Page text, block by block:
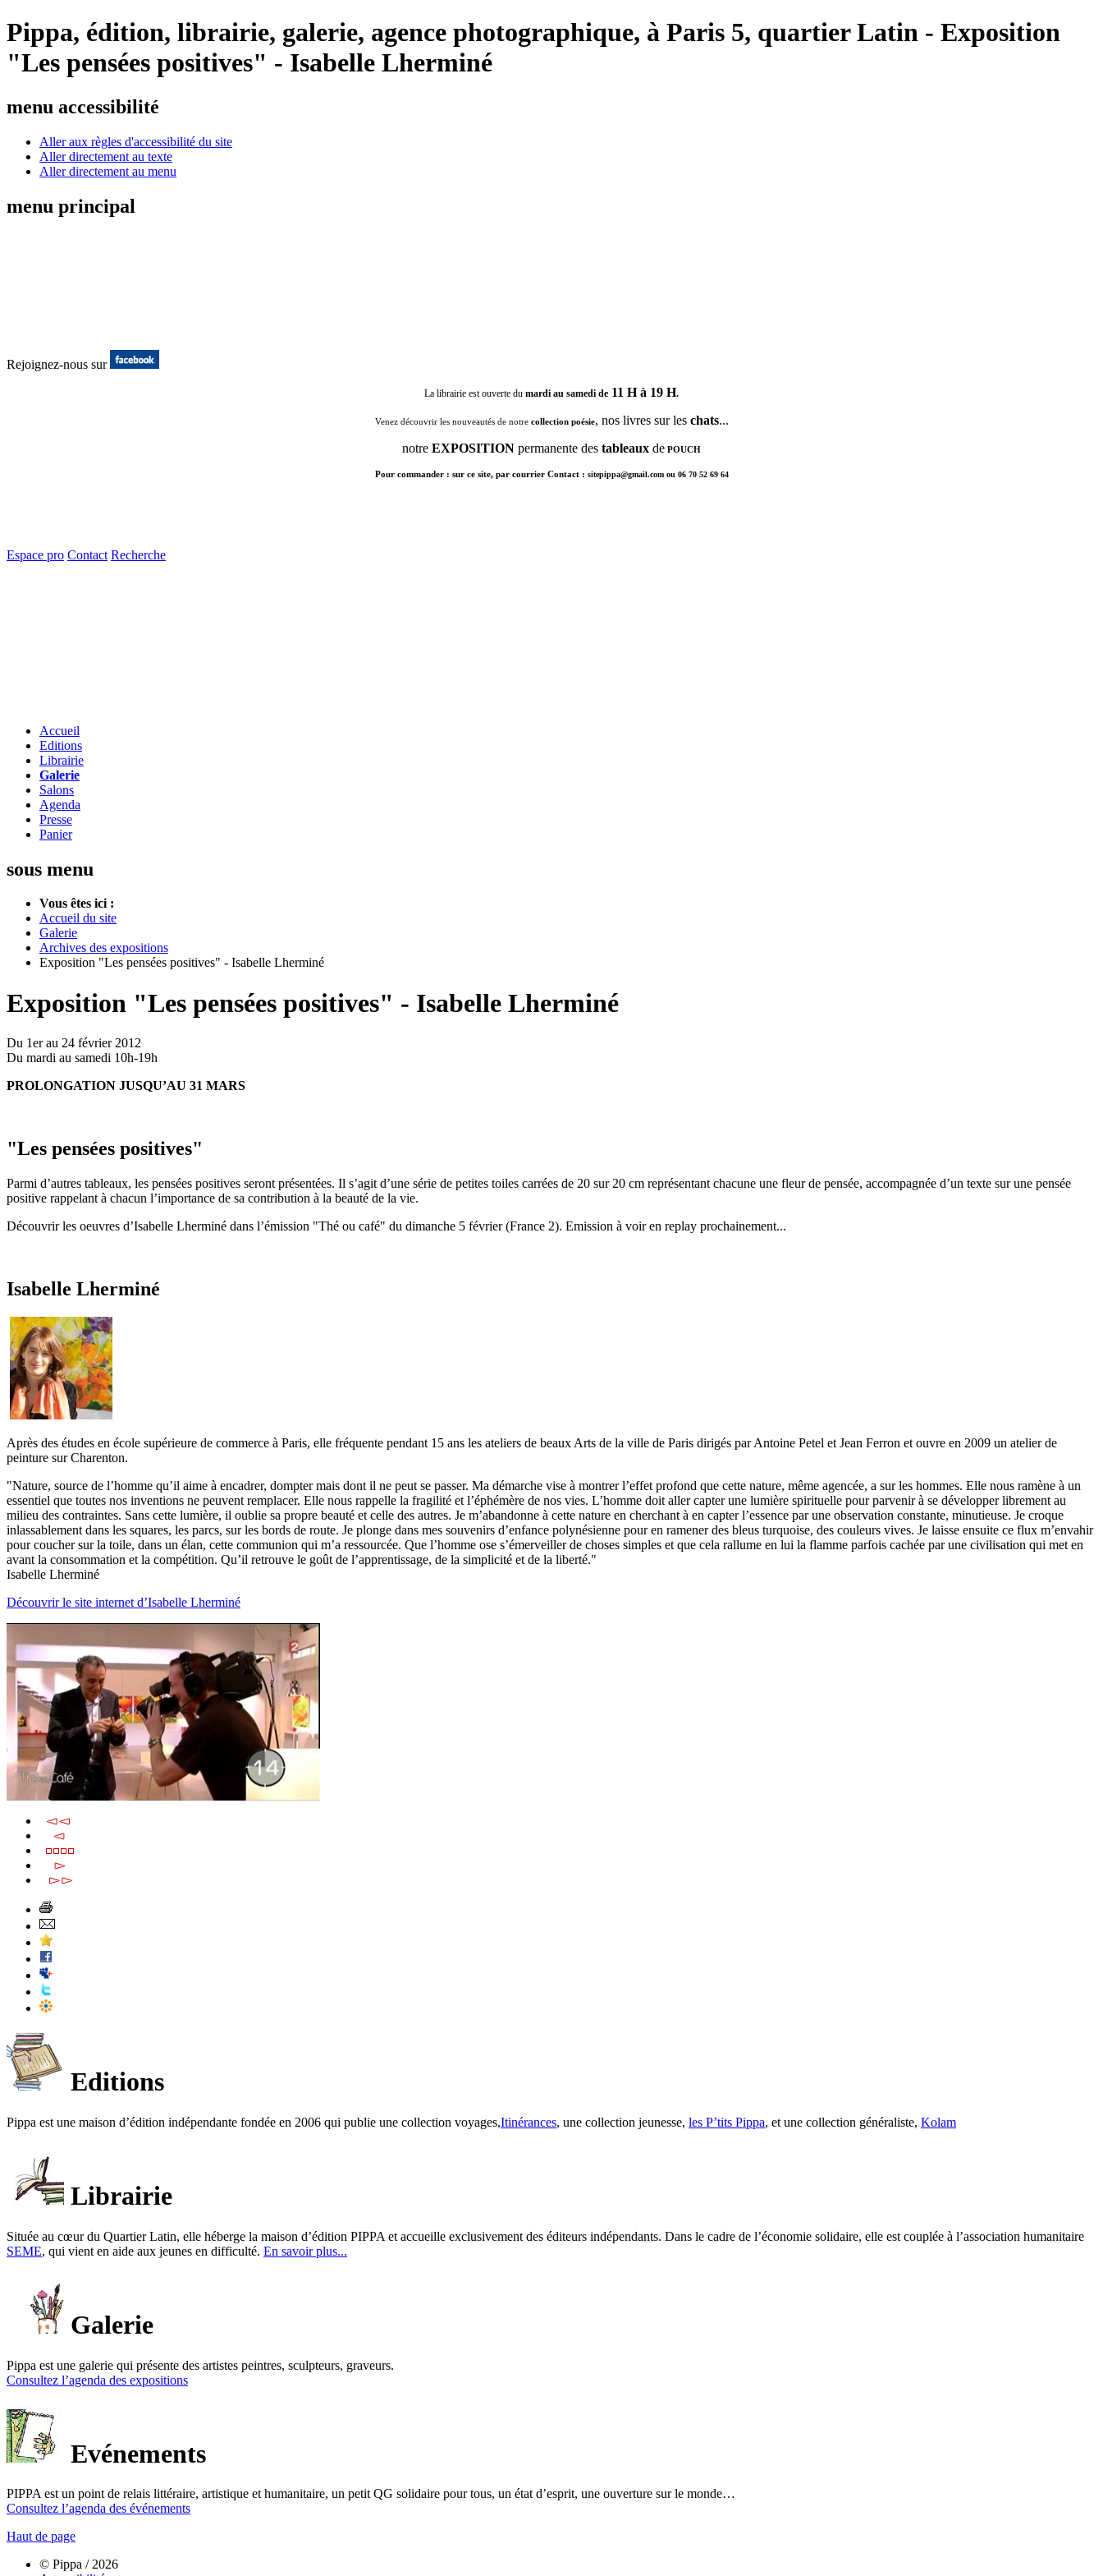
Pippa, édition, librairie, galerie, agence photographique, à Paris 5, quartier Latin - Exposition
"Les pensées positives" - Isabelle Lherminé
menu accessibilité
Aller aux règles d'accessibilité du site
Aller directement au texte
Aller directement au menu
menu principal
Rejoignez-nous sur
La librairie est ouverte du mardi au samedi de 11 H à 19 H.
Venez découvrir les nouveautés de notrecollection poésie, nos livres sur les chats...
notre EXPOSITION permanente des tableaux de POUCH
Pour commander : sur ce site, par courrier Contact : sitepippa@gmail.com ou 06 70 52 69 64
Espace pro Contact Recherche
Accueil
Editions
Librairie
Galerie
Salons
Agenda
Presse
Panier
sous menu
Vous êtes ici :
Accueil du site
Galerie
Archives des expositions
Exposition "Les pensées positives" - Isabelle Lherminé
Exposition "Les pensées positives" - Isabelle Lherminé
Du 1er au 24 février 2012
Du mardi au samedi 10h-19h
PROLONGATION JUSQU’AU 31 MARS
"Les pensées positives"
Parmi d’autres tableaux, les pensées positives seront présentées. Il s’agit d’une série de petites toiles carrées de 20 sur 20 cm représentant chacune une fleur de pensée, accompagnée d’un texte sur une pensée
positive rappelant à chacun l’importance de sa contribution à la beauté de la vie.
Découvrir les oeuvres d’Isabelle Lherminé dans l’émission "Thé ou café" du dimanche 5 février (France 2). Emission à voir en replay prochainement...
Isabelle Lherminé
Après des études en école supérieure de commerce à Paris, elle fréquente pendant 15 ans les ateliers de beaux Arts de la ville de Paris dirigés par Antoine Petel et Jean Ferron et ouvre en 2009 un atelier de
peinture sur Charenton.
"Nature, source de l’homme qu’il aime à encadrer, dompter mais dont il ne peut se passer. Ma démarche vise à montrer l’effet profond que cette nature, même agencée, a sur les hommes. Elle nous ramène à un
essentiel que toutes nos inventions ne peuvent remplacer. Elle nous rappelle la fragilité et l’éphémère de nos vies. L’homme doit aller capter une lumière spirituelle pour parvenir à se développer librement au
milieu des contraintes. Sans cette lumière, il oublie sa propre beauté et celle des autres. Je m’abandonne à cette nature en cherchant à en capter l’essence par une observation constante, minutieuse. Je croque
inlassablement dans les squares, les parcs, sur les bords de route. Je plonge dans mes souvenirs d’enfance polynésienne pour en ramener des bleus turquoise, des couleurs vives. Je laisse ensuite ce flux m’envahir
pour coucher sur la toile, dans un élan, cette communion qui m’a ressourcée. Que l’homme ose s’émerveiller de choses simples et que cela rallume en lui la flamme parfois cachée par une civilisation qui met en
avant la consommation et la compétition. Qu’il retrouve le goût de l’apprentissage, de la simplicité et de la liberté."
Isabelle Lherminé
Découvrir le site internet d’Isabelle Lherminé
Editions
Pippa est une maison d’édition indépendante fondée en 2006 qui publie une collection voyages,Itinérances, une collection jeunesse, les P’tits Pippa, et une collection généraliste, Kolam
Librairie
Située au cœur du Quartier Latin, elle héberge la maison d’édition PIPPA et accueille exclusivement des éditeurs indépendants. Dans le cadre de l’économie solidaire, elle est couplée à l’association humanitaire
SEME, qui vient en aide aux jeunes en difficulté. En savoir plus...
Galerie
Pippa est une galerie qui présente des artistes peintres, sculpteurs, graveurs.
Consultez l’agenda des expositions
Evénements
PIPPA est un point de relais littéraire, artistique et humanitaire, un petit QG solidaire pour tous, un état d’esprit, une ouverture sur le monde…
Consultez l’agenda des événements
Haut de page
© Pippa / 2026